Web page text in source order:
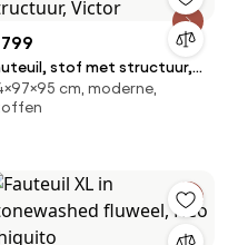
stof met structuur,
cm, moderne,